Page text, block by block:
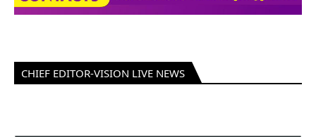
CHIEF EDITOR-VISION LIVE NEWS